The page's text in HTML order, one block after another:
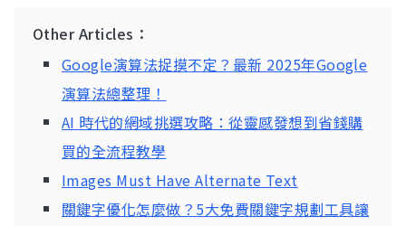
Other Articles：
Google演算法捉摸不定？最新 2025年Google
演算法總整理！
AI 時代的網域挑選攻略：從靈感發想到省錢購
買的全流程教學
Images Must Have Alternate Text
關鍵字優化怎麼做？5大免費關鍵字規劃工具讓